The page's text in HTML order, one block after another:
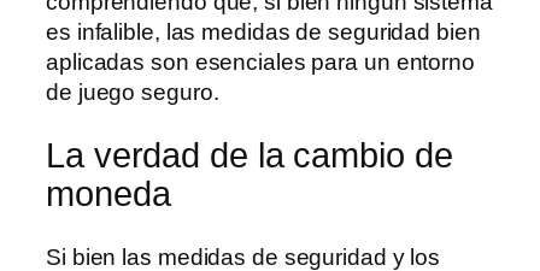
es infalible, las medidas de seguridad bien
aplicadas son esenciales para un entorno
de juego seguro.
La verdad de la cambio de
moneda
Si bien las medidas de seguridad y los